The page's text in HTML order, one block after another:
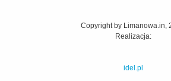
Copyright by Limanowa.in,
Realizacja:
idel.pl